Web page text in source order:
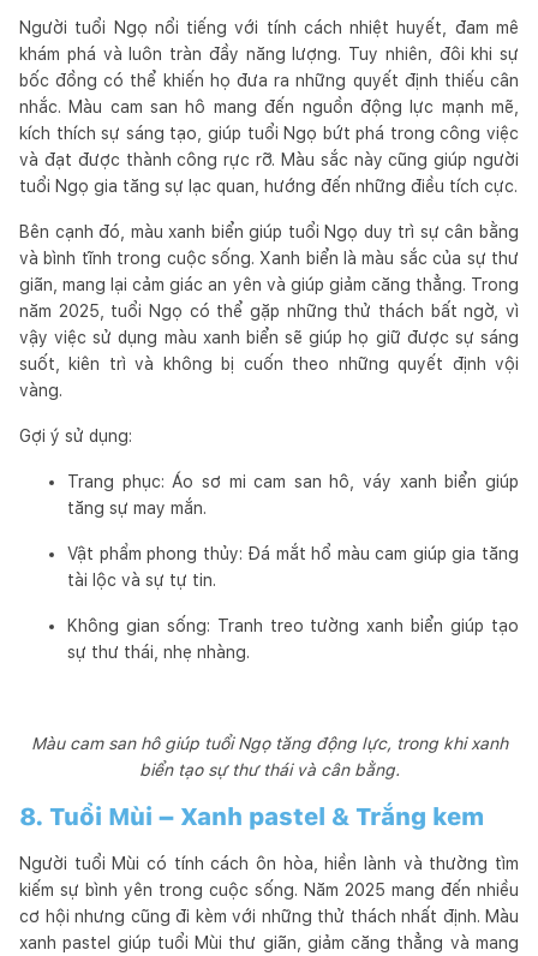
Người tuổi Ngọ nổi tiếng với tính cách nhiệt huyết, đam mê
khám phá và luôn tràn đầy năng lượng. Tuy nhiên, đôi khi sự
bốc đồng có thể khiến họ đưa ra những quyết định thiếu cân
nhắc. Màu cam san hô mang đến nguồn động lực mạnh mẽ,
kích thích sự sáng tạo, giúp tuổi Ngọ bứt phá trong công việc
và đạt được thành công rực rỡ. Màu sắc này cũng giúp người
tuổi Ngọ gia tăng sự lạc quan, hướng đến những điều tích cực.
Bên cạnh đó, màu xanh biển giúp tuổi Ngọ duy trì sự cân bằng
và bình tĩnh trong cuộc sống. Xanh biển là màu sắc của sự thư
giãn, mang lại cảm giác an yên và giúp giảm căng thẳng. Trong
năm 2025, tuổi Ngọ có thể gặp những thử thách bất ngờ, vì
vậy việc sử dụng màu xanh biển sẽ giúp họ giữ được sự sáng
suốt, kiên trì và không bị cuốn theo những quyết định vội
vàng.
Gợi ý sử dụng:
Trang phục: Áo sơ mi cam san hô, váy xanh biển giúp
tăng sự may mắn.
Vật phẩm phong thủy: Đá mắt hổ màu cam giúp gia tăng
tài lộc và sự tự tin.
Không gian sống: Tranh treo tường xanh biển giúp tạo
sự thư thái, nhẹ nhàng.
Màu cam san hô giúp tuổi Ngọ tăng động lực, trong khi xanh
biển tạo sự thư thái và cân bằng.
8. Tuổi Mùi – Xanh pastel & Trắng kem
Người tuổi Mùi có tính cách ôn hòa, hiền lành và thường tìm
kiếm sự bình yên trong cuộc sống. Năm 2025 mang đến nhiều
cơ hội nhưng cũng đi kèm với những thử thách nhất định. Màu
xanh pastel giúp tuổi Mùi thư giãn, giảm căng thẳng và mang